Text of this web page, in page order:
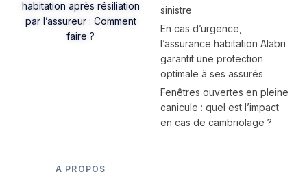
habitation après résiliation
par l’assureur : Comment
faire ?
sinistre
En cas d’urgence,
l’assurance habitation Alabri
garantit une protection
optimale à ses assurés
Fenêtres ouvertes en pleine
canicule : quel est l’impact
en cas de cambriolage ?
A PROPOS